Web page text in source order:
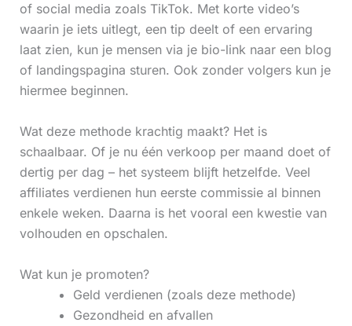
of social media zoals TikTok. Met korte video’s
waarin je iets uitlegt, een tip deelt of een ervaring
laat zien, kun je mensen via je bio-link naar een blog
of landingspagina sturen. Ook zonder volgers kun je
hiermee beginnen.
Wat deze methode krachtig maakt? Het is
schaalbaar. Of je nu één verkoop per maand doet of
dertig per dag – het systeem blijft hetzelfde. Veel
affiliates verdienen hun eerste commissie al binnen
enkele weken. Daarna is het vooral een kwestie van
volhouden en opschalen.
Wat kun je promoten?
Geld verdienen (zoals deze methode)
Gezondheid en afvallen